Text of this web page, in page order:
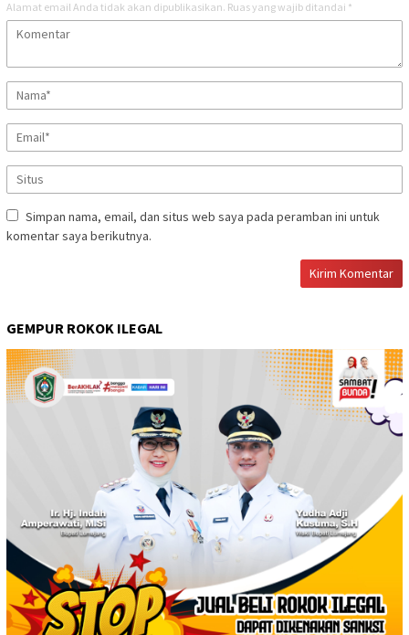
Alamat email Anda tidak akan dipublikasikan. Ruas yang wajib ditandai *
Simpan nama, email, dan situs web saya pada peramban ini untuk
komentar saya berikutnya.
GEMPUR ROKOK ILEGAL